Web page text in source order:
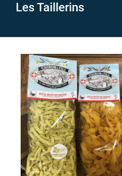
Les Taillerins